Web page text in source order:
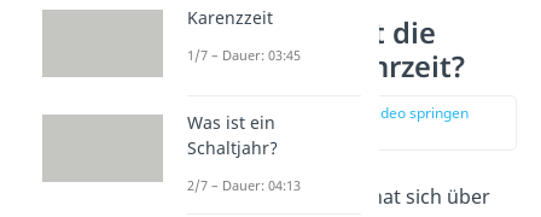
Woher stammt die
Nachmittag Uhrzeit?
zur Stelle im Video springen
Die Nachmittagszeit
hat sich über
Karenzzeit
1/7 – Dauer: 03:45
Was ist ein
Schaltjahr?
2/7 – Dauer: 04:13